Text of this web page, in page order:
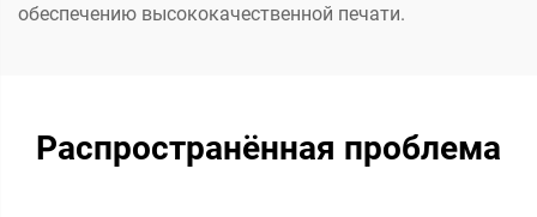
обеспечению высококачественной печати.
Распространённая проблема